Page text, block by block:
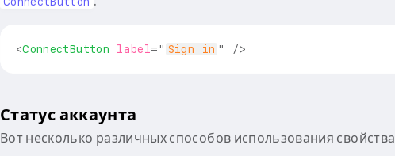
<ConnectButton label =" Sign in " />
Статус аккаунта
Вот несколько различных способов использования свойства